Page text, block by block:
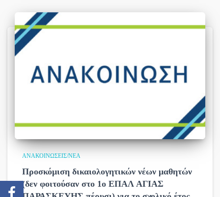
ΑΝΑΚΟΙΝΏΣΕΙΣ/ΝΈΑ
Προσκόμιση δικαιολογητικών νέων μαθητών
(δεν φοιτούσαν στο 1ο ΕΠΑΛ ΑΓΙΑΣ